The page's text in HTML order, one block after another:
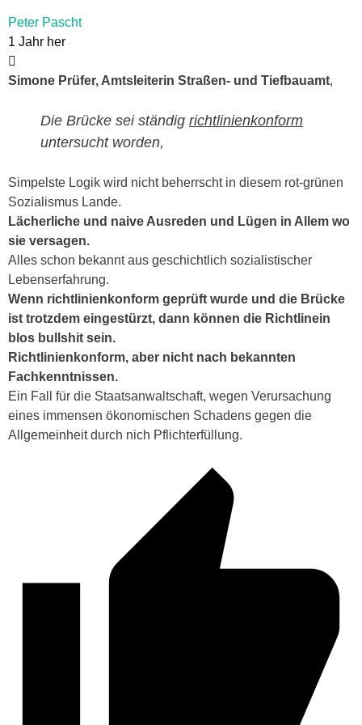
Peter Pascht
1 Jahr her
Simone Prüfer, Amtsleiterin Straßen- und Tiefbauamt,
Die Brücke sei ständig richtlinienkonform
untersucht worden,
Simpelste Logik wird nicht beherrscht in diesem rot-grünen
Sozialismus Lande.
Lächerliche und naive Ausreden und Lügen in Allem wo
sie versagen.
Alles schon bekannt aus geschichtlich sozialistischer
Lebenserfahrung.
Wenn richtlinienkonform geprüft wurde und die Brücke
ist trotzdem eingestürzt, dann können die Richtlinein
blos bullshit sein.
Richtlinienkonform, aber nicht nach bekannten
Fachkenntnissen.
Ein Fall für die Staatsanwaltschaft, wegen Verursachung
eines immensen ökonomischen Schadens gegen die
Allgemeinheit durch nich Pflichterfüllung.